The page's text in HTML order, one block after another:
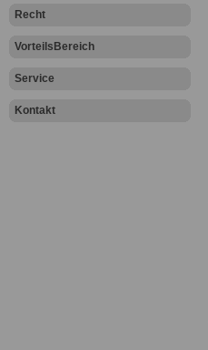
Recht
VorteilsBereich
Service
Kontakt